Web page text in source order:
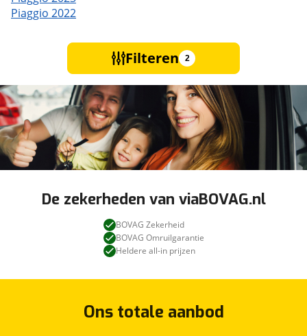
Piaggio 2022
Filteren 2
De zekerheden van viaBOVAG.nl
BOVAG Zekerheid
BOVAG Omruilgarantie
Heldere all-in prijzen
Ons totale aanbod